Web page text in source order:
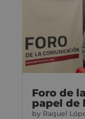
Foro de
papel de
by Raquel